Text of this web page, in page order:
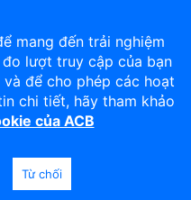
phương
phù hợp với
mang đến trải nghiệm
lượt truy cập của bạn
để cho phép các hoạt
chi tiết, hãy tham khảo
của ACB
Từ chối